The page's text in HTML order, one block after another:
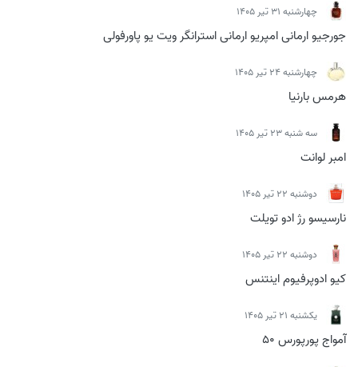
چهارشنبه 31 تیر 1405
جورجیو ارمانی امپریو ارمانی استرانگر ویت یو پاورفولی
چهارشنبه 24 تیر 1405
هرمس بارنیا
سه شنبه 23 تیر 1405
امبر لوانت
دوشنبه 22 تیر 1405
نارسیسو رژ ادو تویلت
دوشنبه 22 تیر 1405
کیو ادوپرفیوم اینتنس
يكشنبه 21 تیر 1405
آمواج پورپورس 50